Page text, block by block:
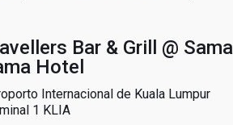
Bar & Grill @ Sama
Hotel
Internacional de Kuala Lumpur
1 KLIA